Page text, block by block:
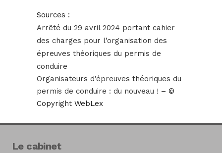
Sources :
Arrêté du 29 avril 2024 portant cahier
des charges pour l’organisation des
épreuves théoriques du permis de
conduire
Organisateurs d’épreuves théoriques du
permis de conduire : du nouveau ! – ©
Copyright WebLex
Le cabinet